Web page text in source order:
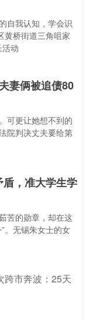
自我认知，学会识
黄桥街道三角咀家
活动
妻俩被追债80
可更让她想不到的
院判决丈夫要给第
盾，准大学生学
苦的勋章，却在这
。无锡朱女士的女